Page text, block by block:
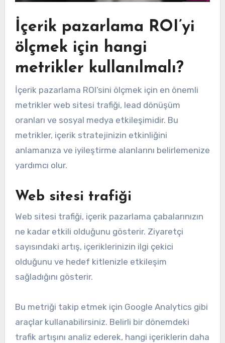
İçerik pazarlama ROI’yi
ölçmek için hangi
metrikler kullanılmalı?
İçerik pazarlama ROI’sini ölçmek için en önemli
metrikler web sitesi trafiği, lead dönüşüm
oranları ve sosyal medya etkileşimidir. Bu
metrikler, içerik stratejinizin etkinliğini
anlamanıza ve iyileştirme alanlarını belirlemenize
yardımcı olur.
Web sitesi trafiği
Web sitesi trafiği, içerik pazarlama çabalarınızın
ne kadar etkili olduğunu gösterir. Ziyaretçi
sayısındaki artış, içeriklerinizin ilgi çekici
olduğunu ve hedef kitlenizle etkileşim
sağladığını gösterir.
Bu metriği takip etmek için Google Analytics gibi
araçlar kullanabilirsiniz. Belirli bir dönemdeki
trafik artışını analiz ederek, hangi içeriklerin daha